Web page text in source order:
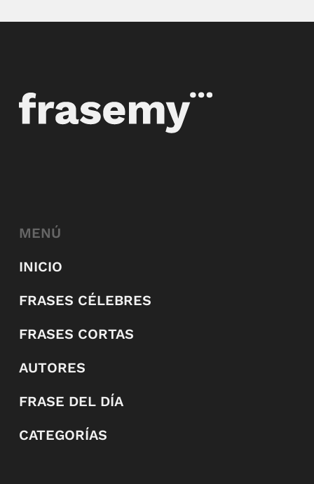
MENÚ
INICIO
FRASES CÉLEBRES
FRASES CORTAS
AUTORES
FRASE DEL DÍA
CATEGORÍAS